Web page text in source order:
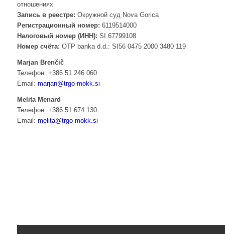
отношениях
Запись в реестре: Окружной суд Nova Gorica
Регистрационный номер: 6119514000
Налоговый номер (ИНН): SI 67799108
Номер счёта: OTP banka d.d.: SI56 0475 2000 3480 119
Marjan Brenčič
Телефон: +386 51 246 060
Email: marjan@trgo-mokk.si
Melita Menard
Телефон: +386 51 674 130
Email: melita@trgo-mokk.si